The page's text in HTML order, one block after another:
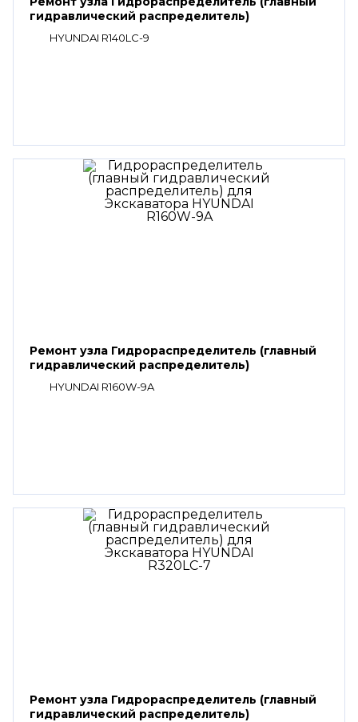
гидравлический распределитель)
HYUNDAI R140LC-9
Ремонт узла Гидрораспределитель (главный
гидравлический распределитель)
HYUNDAI R160W-9A
Ремонт узла Гидрораспределитель (главный
гидравлический распределитель)